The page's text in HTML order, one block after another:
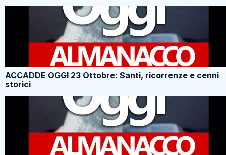
ACCADDE OGGI 23 Ottobre: Santi, ricorrenze e cenni
storici